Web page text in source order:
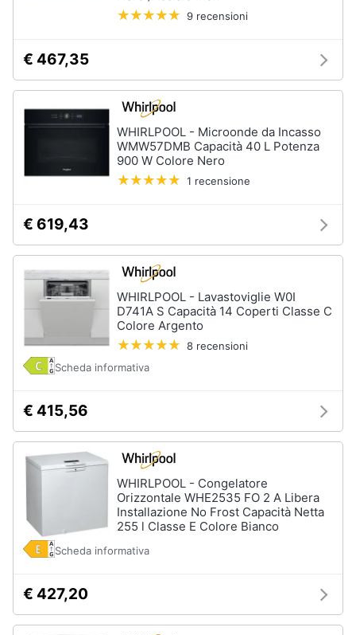
9 recensioni
€ 467,35
WHIRLPOOL - Microonde da Incasso
WMW57DMB Capacità 40 L Potenza
900 W Colore Nero
1 recensione
€ 619,43
WHIRLPOOL - Lavastoviglie W0I
D741A S Capacità 14 Coperti Classe C
Colore Argento
8 recensioni
Scheda informativa
€ 415,56
WHIRLPOOL - Congelatore
Orizzontale WHE2535 FO 2 A Libera
Installazione No Frost Capacità Netta
255 l Classe E Colore Bianco
Scheda informativa
€ 427,20